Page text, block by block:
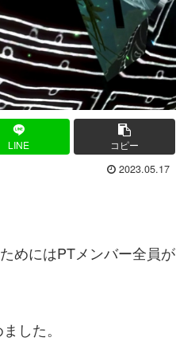
LINE コピー
2023.05.17
めにはPTメンバー全員が
した。